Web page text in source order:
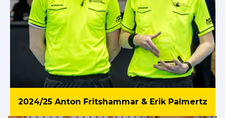
2024/25 Anton Fritshammar & Erik Palmertz